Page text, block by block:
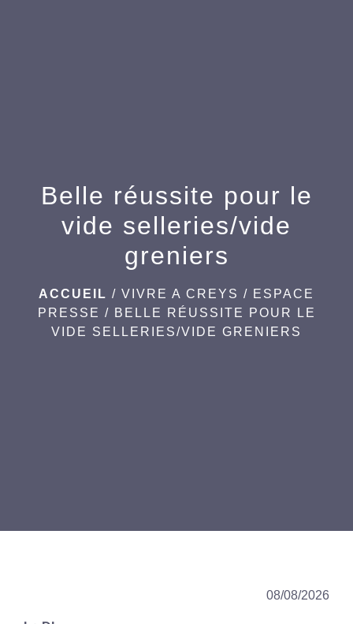
Belle réussite pour le
vide selleries/vide
greniers
ACCUEIL / VIVRE A CREYS / ESPACE
PRESSE / BELLE RÉUSSITE POUR LE
VIDE SELLERIES/VIDE GRENIERS
08/08/2026